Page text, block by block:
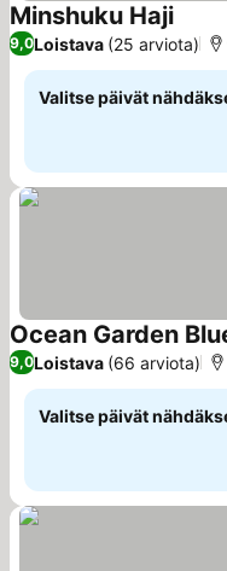
Minshuku HajiKatso
9,0Loistava (25 arviota)
Valitse päivät
Ocean Garden
9,0Loistava (66 arviota)
Valitse päivät